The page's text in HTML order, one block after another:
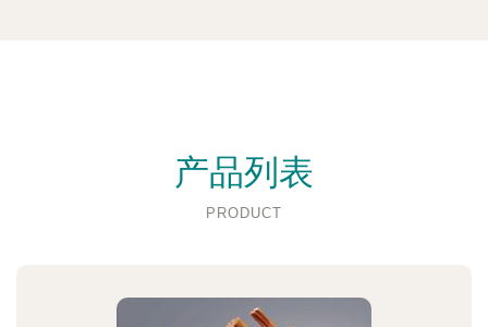
产品列表
PRODUCT